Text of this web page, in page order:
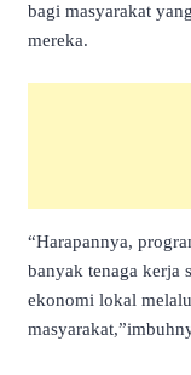
bagi masyarakat
mereka.
“Harapannya,
banyak tenaga kerja
ekonomi lokal